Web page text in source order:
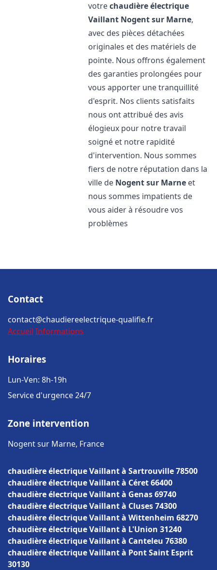
votrechaudière électrique
Vaillant Nogent sur Marne,
avec des pièces détachées
originales et des matériels de
pointe. Nous offrons également
des garanties prolongées pour
vous apporter une tranquillité
d'esprit. Nos clients satisfaits
nous ont attribué des avis
élogieux pour notre travail
soigné et notre rapidité
d'intervention. Nous sommes
fiers de notre réputation dans la
ville de Nogent sur Marne et
nous sommes impatients de
vous aider à résoudre vos
problèmes
Contact
contact@chaudiereelectrique-qualifie.fr
Accueil Informations
Horaires
Lun-Ven: 8h-19h
Service d'urgence 24/7
Zone intervention
Nogent sur Marne, France
chaudière électrique Vaillant à Sartrouville 78500
chaudière électrique Vaillant à Céret 66400
chaudière électrique Vaillant à Genas 69740
chaudière électrique Vaillant à Cluses 74300
chaudière électrique Vaillant à Wittenheim 68270
chaudière électrique Vaillant à L'Union 31240
chaudière électrique Vaillant à Canteleu 76380
chaudière électrique Vaillant à Pont Saint Esprit
30130